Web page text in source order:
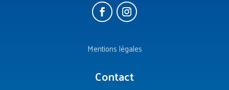
Mentions légales
Contact